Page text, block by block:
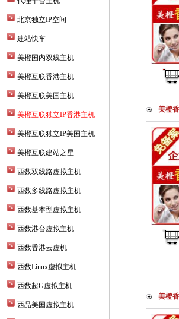
北京独立IP空间
建站快车
美橙国内双线主机
美橙互联香港主机
美橙互联美国主机
美橙互联独立IP香港主机
美橙互联独立IP美国主机
美橙互联建站之星
西数双线路虚拟主机
西数多线路虚拟主机
西数基本型虚拟主机
西数港台虚拟主机
西数香港云虚机
西数Linux虚拟主机
西数超G虚拟主机
西品美国虚拟主机
美橙
美橙